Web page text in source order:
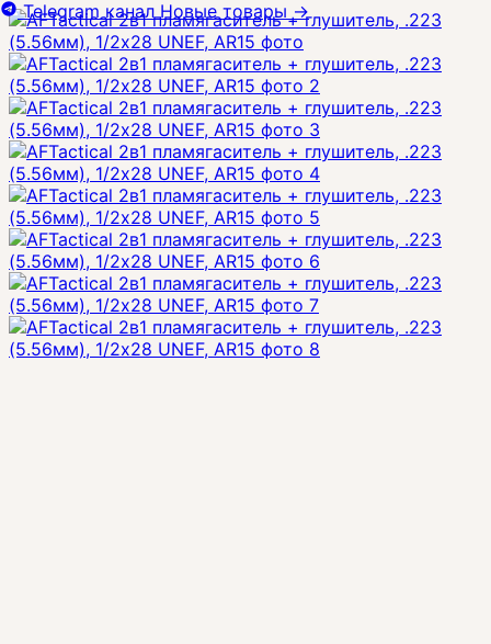
Telegram канал Новые товары→